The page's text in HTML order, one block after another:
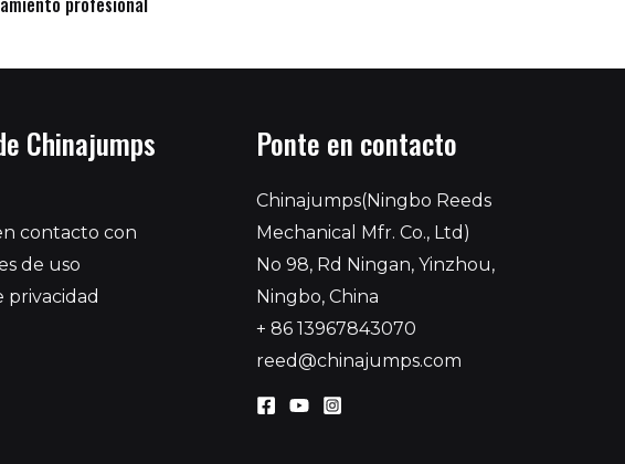
Chinajumps
contacto con
de uso
privacidad
Ponte en contacto
Chinajumps(Ningbo Reeds
Mechanical Mfr. Co., Ltd)
No 98, Rd Ningan, Yinzhou,
Ningbo, China
+ 86 13967843070
reed@chinajumps.com